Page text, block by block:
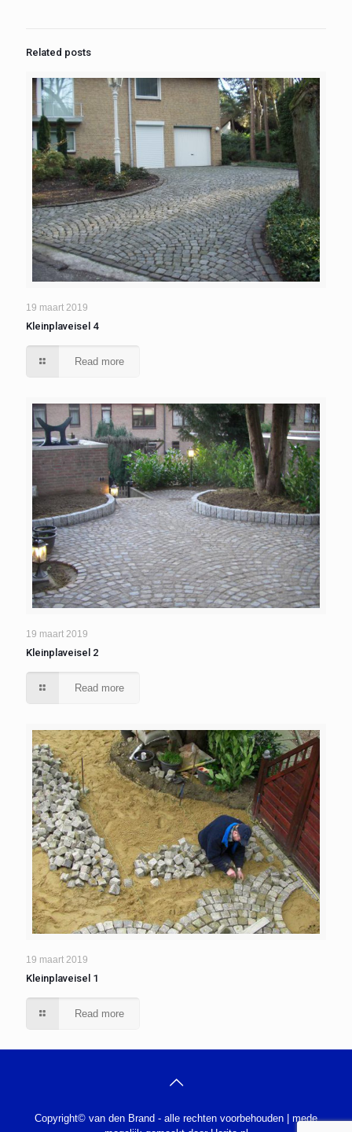
Related posts
19 maart 2019
Kleinplaveisel 4
Read more
19 maart 2019
Kleinplaveisel 2
Read more
19 maart 2019
Kleinplaveisel 1
Read more
Copyright© van den Brand - alle rechten voorbehouden | mede